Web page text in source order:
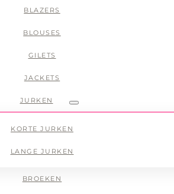
BLAZERS
BLOUSES
GILETS
JACKETS
JURKEN
Submenu
KORTE JURKEN
LANGE JURKEN
BROEKEN